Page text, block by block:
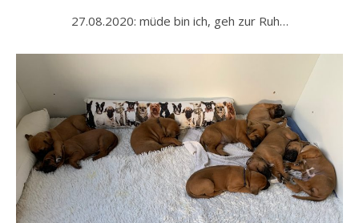
27.08.2020: müde bin ich, geh zur Ruh…